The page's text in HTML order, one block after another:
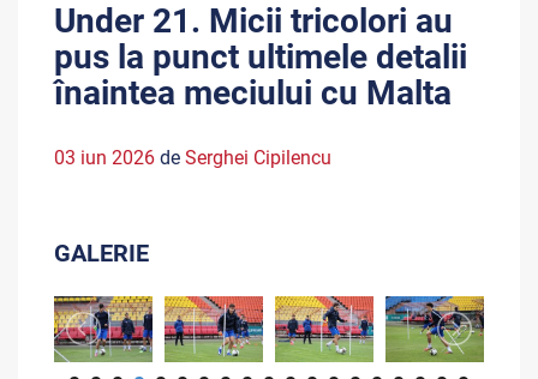
Under 21. Micii tricolori au
pus la punct ultimele detalii
înaintea meciului cu Malta
03 iun 2026 de Serghei Cipilencu
GALERIE